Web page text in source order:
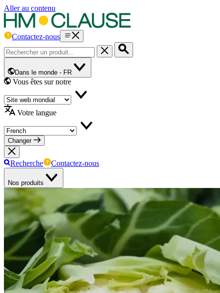
Aller au contenu
Contactez-nous
Dans le monde - FR
Vous êtes sur notre
Votre langue
Changer
Recherche Contactez-nous
Nos produits